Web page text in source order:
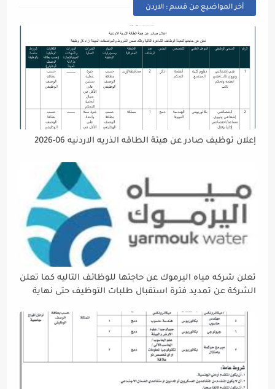
أخر المواضيع من قسم : الاردن
إعلان توظيف صادر عن هيئة الطاقه الذريه الاردنيه 06-2026
تعلن شركه مياه اليرموك عن حاجتها للوظائف التاليه كما تعلن
الشركة عن تمديد فترة استقبال طلبات التوظيف حتى نهاية
إتاحة الفرصة الكافية أمام الجميع لاستكمال إجراءات التقديم.